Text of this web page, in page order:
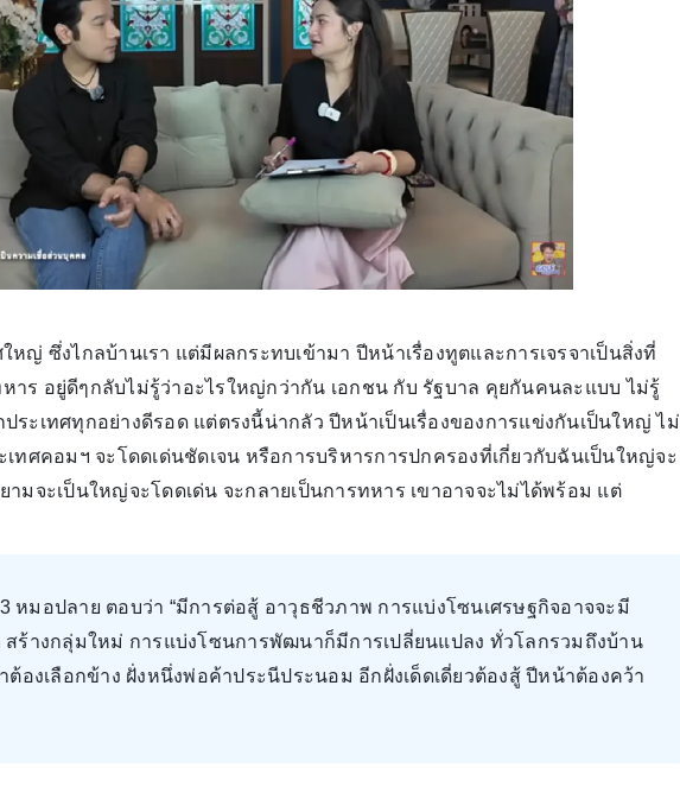
หญ่ ซึ่งไกลบ้านเรา แต่มีผลกระทบเข้ามา ปีหน้าเรื่องทูตและการเจรจาเป็นสิ่งที่
ร อยู่ดีๆกลับไม่รู้ว่าอะไรใหญ่กว่ากัน เอกชน กับ รัฐบาล คุยกันคนละแบบ ไม่รู้
ระเทศทุกอย่างดีรอด แต่ตรงนี้น่ากลัว ปีหน้าเป็นเรื่องของการแข่งกันเป็นใหญ่ ไม่
เทศคอมฯ จะโดดเด่นชัดเจน หรือการบริหารการปกครองที่เกี่ยวกับฉันเป็นใหญ่จะ
มจะเป็นใหญ่จะโดดเด่น จะกลายเป็นการทหาร เขาอาจจะไม่ได้พร้อม แต่
หมอปลาย ตอบว่า “มีการต่อสู้ อาวุธชีวภาพ การแบ่งโซนเศรษฐกิจอาจจะมี
สร้างกลุ่มใหม่ การแบ่งโซนการพัฒนาก็มีการเปลี่ยนแปลง ทั่วโลกรวมถึงบ้าน
ต้องเลือกข้าง ฝั่งหนึ่งพ่อค้าประนีประนอม อีกฝั่งเด็ดเดี่ยวต้องสู้ ปีหน้าต้องคว้า